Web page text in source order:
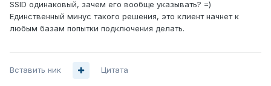
SSID одинаковый, зачем его вообще указывать? =)
Единственный минус такого решения, это клиент начнет к
любым базам попытки подключения делать.
Вставить ник Цитата